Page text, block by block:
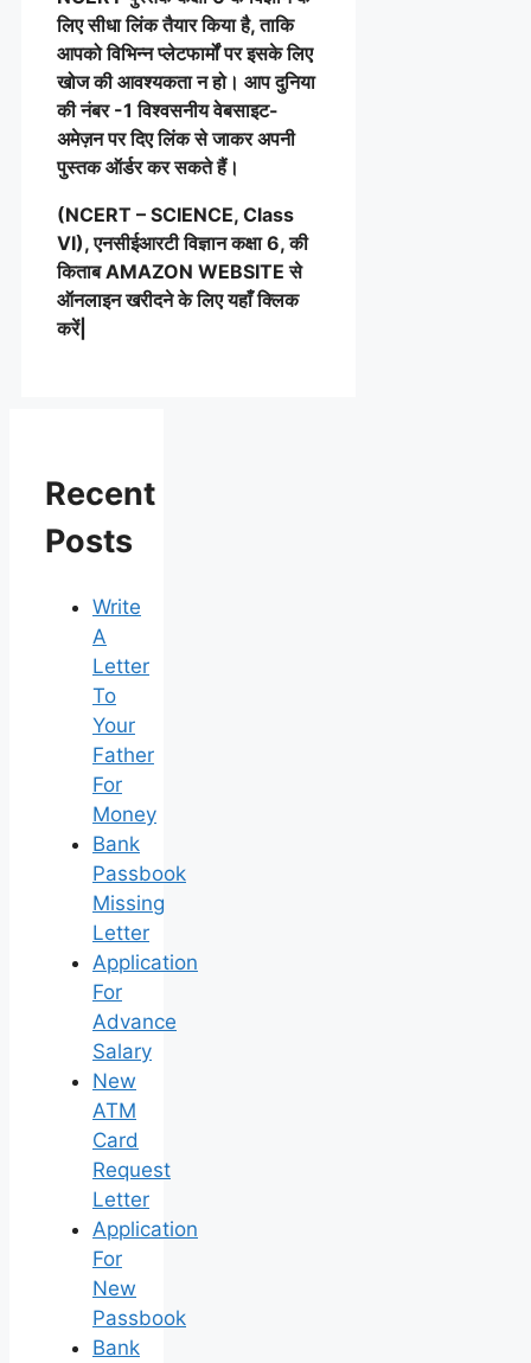
लिए सीधा लिंक तैयार किया है, ताकि
आपको विभिन्न प्लेटफार्मों पर इसके लिए
खोज की आवश्यकता न हो। आप दुनिया
की नंबर -1 विश्वसनीय वेबसाइट-
अमेज़न पर दिए लिंक से जाकर अपनी
पुस्तक ऑर्डर कर सकते हैं।
(NCERT – SCIENCE, Class
VI), एनसीईआरटी विज्ञान कक्षा 6, की
किताब AMAZON WEBSITE से
ऑनलाइन खरीदने के लिए यहाँ क्लिक
करें|
Recent
Posts
Write
A
Letter
To
Your
Father
For
Money
Bank
Passbook
Missing
Letter
Application
For
Advance
Salary
New
ATM
Card
Request
Letter
Application
For
New
Passbook
Bank